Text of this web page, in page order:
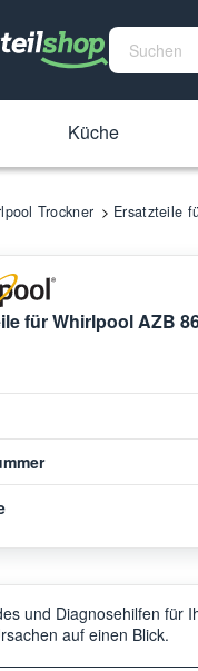
Küche
Trockner Ersatzteile
für Whirlpool AZB
und Diagnosehilfen für
auf einen Blick.